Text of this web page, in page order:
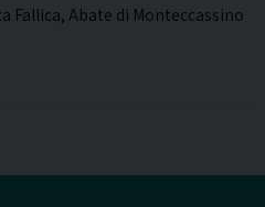
Fallica, Abate di Monteccassino